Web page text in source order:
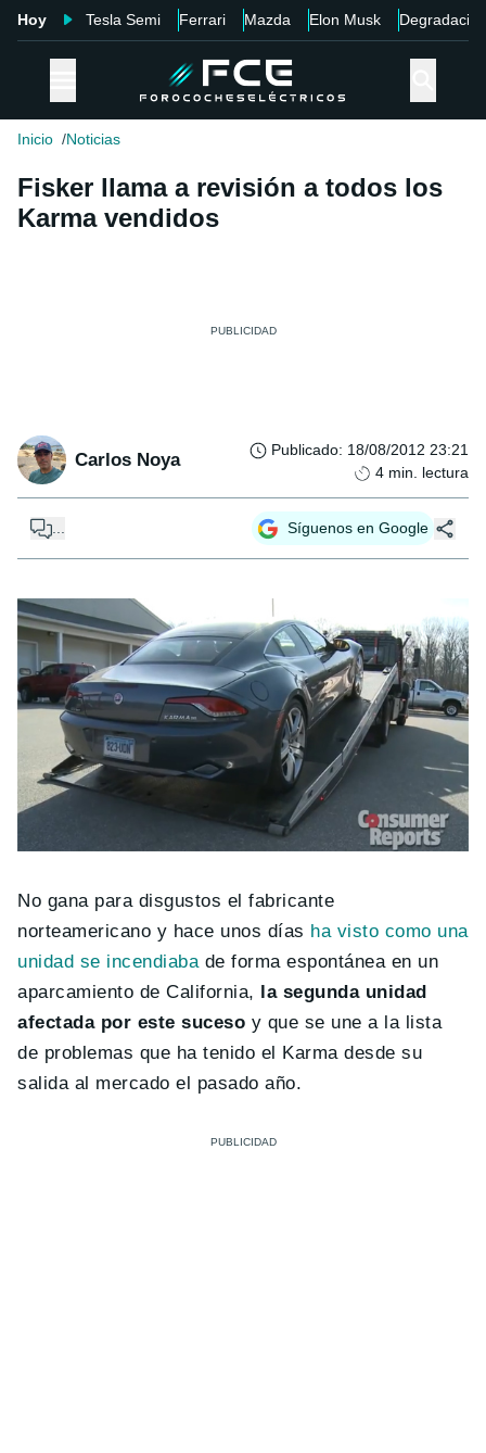
Hoy Tesla Semi Ferrari Mazda Elon Musk Degradación
Inicio Noticias
Fisker llama a revisión a todos los
Karma vendidos
Carlos Noya Publicado: 18/08/2012 23:21
4 min. lectura
... Síguenos en Google
No gana para disgustos el fabricante
norteamericano y hace unos días ha visto como una
unidad se incendiabade forma espontánea en un
aparcamiento de California,
la segunda unidad
afectada por este suceso y que se une a la lista
de problemas que ha tenido el Karma desde su
salida al mercado el pasado año.